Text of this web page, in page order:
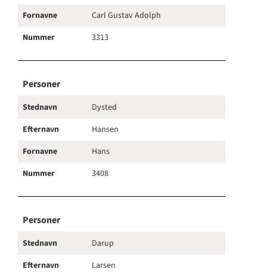
Fornavne
Carl Gustav Adolph
Nummer
3313
Personer
Stednavn
Dysted
Efternavn
Hansen
Fornavne
Hans
Nummer
3408
Personer
Stednavn
Darup
Efternavn
Larsen